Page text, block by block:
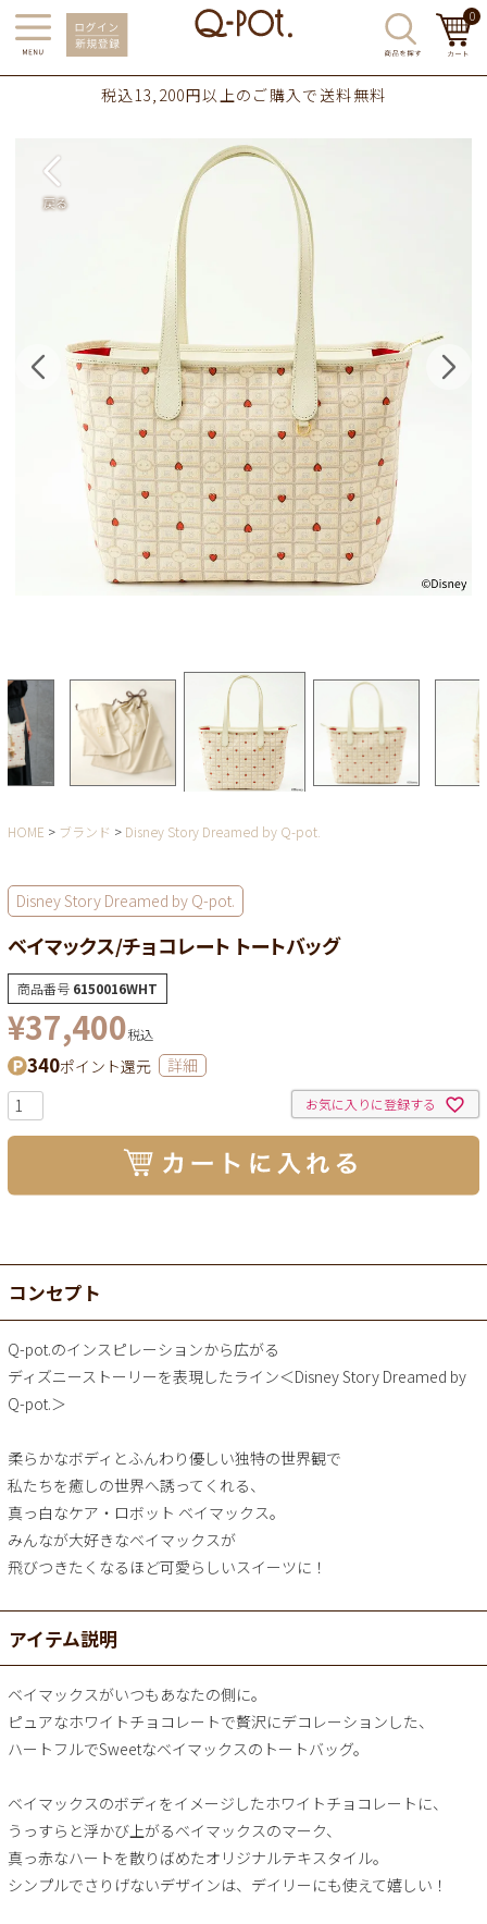
0
税込13,200円以上のご購入で送料無料
HOME ブランド Disney Story Dreamed by Q-pot.
Disney Story Dreamed by Q-pot.
ベイマックス/チョコレート トートバッグ
商品番号 6150016WHT
¥37,400税込
340ポイント還元 詳細
お気に入りに登録する
コンセプト
Q-pot.のインスピレーションから広がる
ディズニーストーリーを表現したライン＜Disney Story Dreamed by
Q-pot.＞
柔らかなボディとふんわり優しい独特の世界観で
私たちを癒しの世界へ誘ってくれる、
真っ白なケア・ロボット ベイマックス。
みんなが大好きなベイマックスが
飛びつきたくなるほど可愛らしいスイーツに！
アイテム説明
ベイマックスがいつもあなたの側に。
ピュアなホワイトチョコレートで贅沢にデコレーションした、
ハートフルでSweetなベイマックスのトートバッグ。
ベイマックスのボディをイメージしたホワイトチョコレートに、
うっすらと浮かび上がるベイマックスのマーク、
真っ赤なハートを散りばめたオリジナルテキスタイル。
シンプルでさりげないデザインは、デイリーにも使えて嬉しい！